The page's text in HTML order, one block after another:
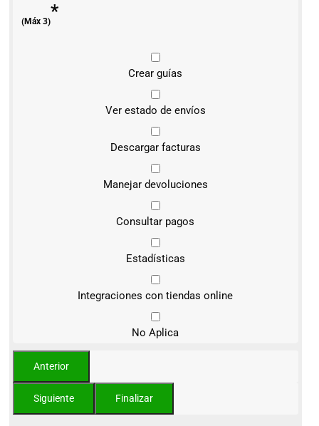
(Máx 3)*
Crear guías
Ver estado de envíos
Descargar facturas
Manejar devoluciones
Consultar pagos
Estadísticas
Integraciones con tiendas online
No Aplica